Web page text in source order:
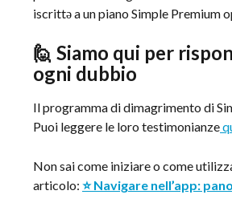
iscrittə a un piano Simple Premium
🙋 Siamo qui per
ogni dubbio
Il programma di dimagrimento di
Puoi leggere le loro testimonianze
Non sai come iniziare o come
articolo: ⭐ Navigare nell’app: